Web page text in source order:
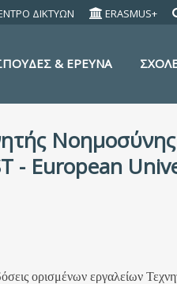
ΔΙΚΤΥΩΝ ERASMUS+
& ΕΡΕΥΝΑ
- European
ορισμένων εργαλείων